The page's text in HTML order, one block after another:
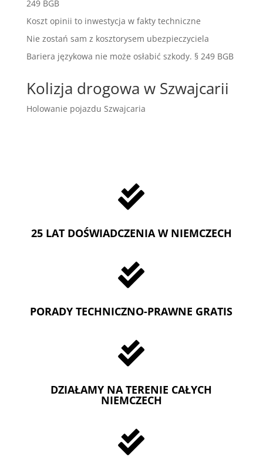
249 BGB
Koszt opinii to inwestycja w fakty techniczne
Nie zostań sam z kosztorysem ubezpieczyciela
Bariera językowa nie może osłabić szkody. § 249 BGB
Kolizja drogowa w Szwajcarii
Holowanie pojazdu Szwajcaria

25 LAT DOŚWIADCZENIA W NIEMCZECH

PORADY TECHNICZNO-PRAWNE GRATIS

DZIAŁAMY NA TERENIE CAŁYCH
NIEMCZECH
